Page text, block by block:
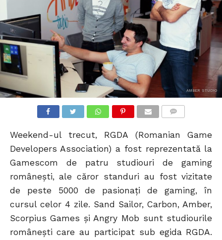
AMBER STUDIO
Weekend-ul trecut, RGDA (Romanian Game
Developers Association) a fost reprezentată la
Gamescom de patru studiouri de gaming
românești, ale căror standuri au fost vizitate
de peste 5000 de pasionați de gaming, în
cursul celor 4 zile. Sand Sailor, Carbon, Amber,
Scorpius Games și Angry Mob sunt studiourile
românești care au participat sub egida RGDA.